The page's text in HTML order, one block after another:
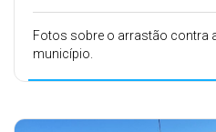
Fotos sobre o arrastão contra
município.